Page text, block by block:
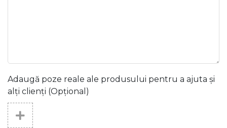
Adaugă poze reale ale produsului pentru a ajuta și
alți clienți (Opțional)